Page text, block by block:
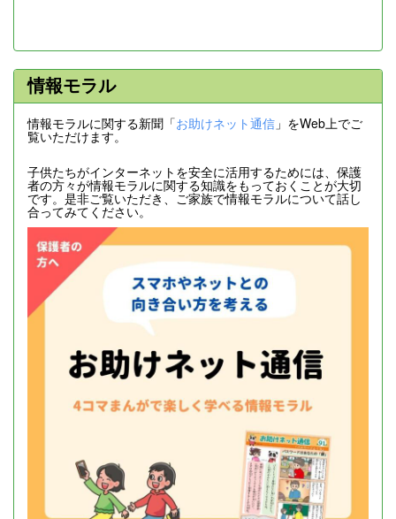
情報モラル
情報モラルに関する新聞「お助けネット通信 」をWeb上でご
覧いただけます。
子供たちがインターネットを安全に活用するためには、保護
者の方々が情報モラルに関する知識をもっておくことが大切
です。是非ご覧いただき、ご家族で情報モラルについて話し
合ってみてください。